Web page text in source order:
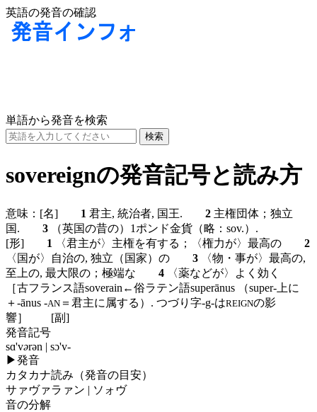
英語の発音の確認
単語から発音を検索
sovereignの発音記号と読み方
意味： [名] 1 君主, 統治者, 国王. 2 主権団体；独立
国. 3 （英国の昔の）1ポンド金貨（略：sov.）.
[形]
1 〈君主が〉主権を有する；〈権力が〉最高の 2
〈国が〉自治の, 独立（国家）の 3 〈物・事が〉最高の,
至上の, 最大限の；極端な 4 〈薬などが〉よく効く
［古フランス語soverain←俗ラテン語superānus （super-上に
＋-ānus -AN ＝君主に属する）. つづり字-g-はREIGNの影
響］ [副]
発音記号
sɑ'vərən | sɔ'v-
▶発音
カタカナ読み（発音の目安）
サァヴァラァン | ソォヴ
音の分解